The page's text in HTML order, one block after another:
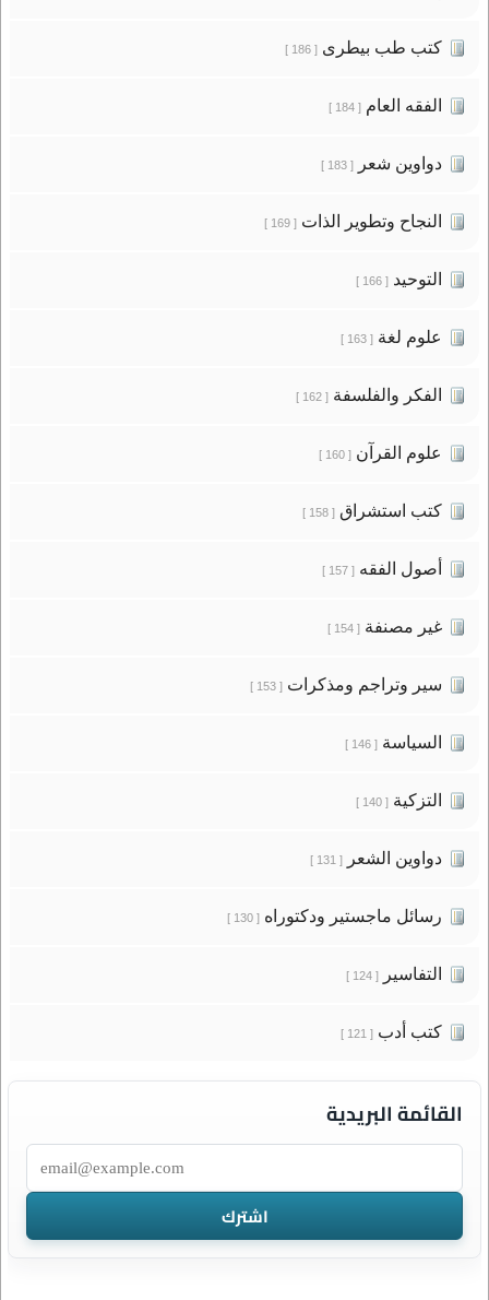
كتب طب بيطرى[ 186 ]
الفقه العام[ 184 ]
دواوين شعر[ 183 ]
النجاح وتطوير الذات[ 169 ]
التوحيد[ 166 ]
علوم لغة[ 163 ]
الفكر والفلسفة[ 162 ]
علوم القرآن[ 160 ]
كتب استشراق[ 158 ]
أصول الفقه[ 157 ]
غير مصنفة[ 154 ]
سير وتراجم ومذكرات[ 153 ]
السياسة[ 146 ]
التزكية[ 140 ]
دواوين الشعر[ 131 ]
رسائل ماجستير ودكتوراه[ 130 ]
التفاسير[ 124 ]
كتب أدب[ 121 ]
القائمة البريدية